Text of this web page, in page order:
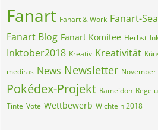
Fanart Fanart & Work Fanart-
Fanart Blog Fanart Komitee Herbst
Inktober2018 Kreativ Kreativität
mediras News Newsletter November
Pokédex-Projekt Rameidon
Tinte Vote Wettbewerb Wichteln 2018